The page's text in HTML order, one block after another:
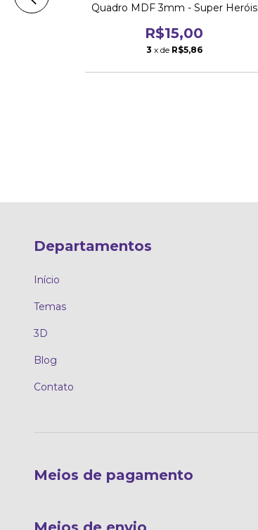
Homem Quadro MDF 3mm - Super Heróis
R$15,00
3 x de R$5,86
Departamentos
Início
Temas
3D
Blog
Contato
Meios de pagamento